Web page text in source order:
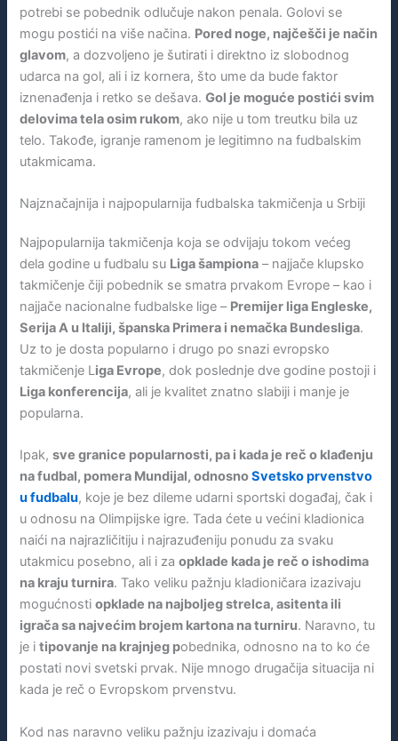
potrebi se pobednik odlučuje nakon penala. Golovi se
mogu postići na više načina. Pored noge, najčešči je način
glavom, a dozvoljeno je šutirati i direktno iz slobodnog
udarca na gol, ali i iz kornera, što ume da bude faktor
iznenađenja i retko se dešava.Gol je moguće postići svim
delovima tela osim rukom, ako nije u tom treutku bila uz
telo. Takođe, igranje ramenom je legitimno na fudbalskim
utakmicama.
Najznačajnija i najpopularnija fudbalska takmičenja u Srbiji
Najpopularnija takmičenja koja se odvijaju tokom većeg
dela godine u fudbalu su Liga šampiona – najjače klupsko
takmičenje čiji pobednik se smatra prvakom Evrope – kao i
najjače nacionalne fudbalske lige – Premijer liga Engleske,
Serija A u Italiji, španska Primera i nemačka Bundesliga.
Uz to je dosta popularno i drugo po snazi evropsko
takmičenje Liga Evrope, dok poslednje dve godine postoji i
Liga konferencija, ali je kvalitet znatno slabiji i manje je
popularna.
Ipak,sve granice popularnosti, pa i kada je reč o klađenju
na fudbal, pomera Mundijal, odnosnoSvetsko prvenstvo
u fudbalu, koje je bez dileme udarni sportski događaj, čak i
u odnosu na Olimpijske igre. Tada ćete u većini kladionica
naići na najrazličitiju i najrazuđeniju ponudu za svaku
utakmicu posebno, ali i zaopklade kada je reč o ishodima
na kraju turnira. Tako veliku pažnju kladioničara izazivaju
mogućnostiopklade na najboljeg strelca, asitenta ili
igrača sa najvećim brojem kartona na turniru. Naravno, tu
je itipovanje na krajnjeg pobednika, odnosno na to ko će
postati novi svetski prvak. Nije mnogo drugačija situacija ni
kada je reč o Evropskom prvenstvu.
Kod nas naravno veliku pažnju izazivaju i domaća